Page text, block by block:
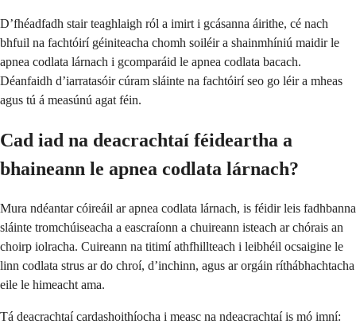
D’fhéadfadh stair teaghlaigh ról a imirt i gcásanna áirithe, cé nach
bhfuil na fachtóirí géiniteacha chomh soiléir a shainmhíniú maidir le
apnea codlata lárnach i gcomparáid le apnea codlata bacach.
Déanfaidh d’iarratasóir cúram sláinte na fachtóirí seo go léir a mheas
agus tú á measúnú agat féin.
Cad iad na deacrachtaí féideartha a
bhaineann le apnea codlata lárnach?
Mura ndéantar cóireáil ar apnea codlata lárnach, is féidir leis fadhbanna
sláinte tromchúiseacha a eascraíonn a chuireann isteach ar chórais an
choirp iolracha. Cuireann na titimí athfhillteach i leibhéil ocsaigine le
linn codlata strus ar do chroí, d’inchinn, agus ar orgáin ríthábhachtacha
eile le himeacht ama.
Tá deacrachtaí cardashoithíocha i measc na ndeacrachtaí is mó imní: